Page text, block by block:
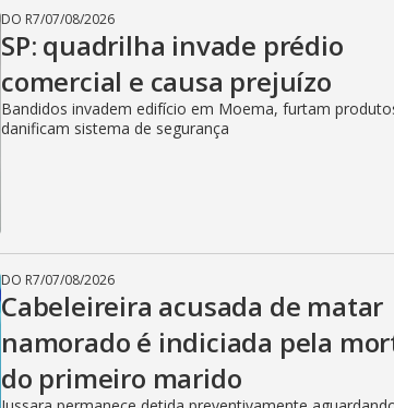
DO R7/07/08/2026
SP: quadrilha invade prédio
comercial e causa prejuízo
Bandidos invadem edifício em Moema, furtam
danificam sistema de segurança
DO R7/07/08/2026
Cabeleireira acusada de matar
namorado é indiciada pela
do primeiro marido